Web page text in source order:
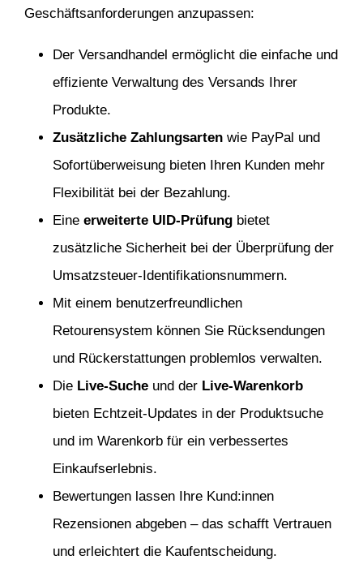
Geschäftsanforderungen anzupassen:
Der Versandhandel ermöglicht die einfache und
effiziente Verwaltung des Versands Ihrer
Produkte.
Zusätzliche Zahlungsarten wie PayPal und
Sofortüberweisung bieten Ihren Kunden mehr
Flexibilität bei der Bezahlung.
Eine erweiterte UID-Prüfung bietet
zusätzliche Sicherheit bei der Überprüfung der
Umsatzsteuer-Identifikationsnummern.
Mit einem benutzerfreundlichen
Retourensystem können Sie Rücksendungen
und Rückerstattungen problemlos verwalten.
Die Live-Suche und der Live-Warenkorb
bieten Echtzeit-Updates in der Produktsuche
und im Warenkorb für ein verbessertes
Einkaufserlebnis.
Bewertungen lassen Ihre Kund:innen
Rezensionen abgeben – das schafft Vertrauen
und erleichtert die Kaufentscheidung.